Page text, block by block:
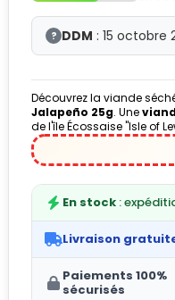
(1
? DDM : 15 octobre
Découvrez la viande
Jalapeño 25g. Une
de l'île Écossaise "Isle of
En stock :
Livraison
Paiements 100%
sécurisés